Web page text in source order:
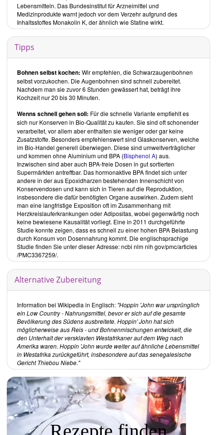
abzuheben.
Das How Not To Die Kochbuch vonDr. Michael Gregerist beim
Unimedica Verlagoder beiAmazonerhältlich.
Dr. Michael Greger
Ernährungswissenschaftler. Bekanntheit erlangte er als Begründer
des Online-Informationsportals
Nutritionfactsund durch den
BestsellerHow Not To Die.
Inhalt des Buches
Das How Not To Die Kochbuchbeginnt mit einer Einführung, in der
Dr. Michael Gregeraufzeigt, welche Rolle die Ernährung beim
Verhindern und Heilen der 15 häufigsten Todesursachen in der
westlichen Welt spielt. Im Kapitel Das Tägliche Dutzend weist er
auf 12 Lebensmittel hin, die Teil der alltäglichen Ernährung sein
sollten.
Die Rezepte sind in 12 Kapitel untergliedert:
Grundrezepte
Frühstück
Snacks, Dips und Aufstriche
Suppen und Chilis
Salate und Dressings
Burger, Wraps und mehr
Veggie-geniale Hauptgerichte
Bohnenspass
Grossartiges Getreide
Beilagen
Getränke
Hier finden Sie Rezepte wie diePikante Gewürz-Mischungund selbst
gemachtenDattelsirup, den Sie für einige der Rezepte verwenden
können.
Frühstück:
Süsses, wie derSommerliche Haferbrei, beinhaltet viel Leinsamen
und Nüsse. Aber auch herzhaftes, wie die
aufgeführt.
Snacks, Dips und Aufstriche:
Hülsenfrüchte sind häufiger Bestandteil der Rezepte. Als Beispiel ist
dieEdamame-Guacamole zu nennen.
Suppen und Chilis:
Fast alle der internationalen Gereichte enthalten Hülsenfrüchte und
Lebensmitteln. Das Bundesinstitut für Arzneimittel und
Medizinprodukte warnt jedoch vor dem Verzehr aufgrund des
Inhaltsstoffes Monakolin K, der ähnlich wie Statine wirkt.
Tipps
Bohnen selbst kochen: Wir empfehlen, die Schwarzaugenbohnen
selbst vorzukochen. Die Augenbohnen sind schnell zubereitet.
Nachdem man sie zuvor 6 Stunden gewässert hat, beträgt ihre
Kochzeit nur 20 bis 30 Minuten.
Wenns schnell gehen soll: Für die schnelle Varianteempfiehlt es
sich nur Konserven in Bio-Qualitätzu kaufen. Sie sind oft schonender
verarbeitet, vor allem aber enthalten sie weniger oder gar keine
Zusatzstoffe. Besonders empfehlenswert sind Glaskonserven, welche
im Bio-Handel generell überwiegen. Diese sind umweltverträglicher
und kommen ohne Aluminium und BPA (Bisphenol A) aus.
Inzwischen sind aber auch BPA-freie Dosen in gut sortierten
Supermärkten antreffbar. Das hormonaktive BPA findet sich unter
andere in der aus Epoxidharzen bestehenden Innenschicht von
Konservendosen und kann sich in Tieren auf die Reproduktion,
insbesondere die dafür benötigten Organe auswirken. Zudem sieht
man eine langfristige Exposition oft im Zusammenhang mit
Herzkreislauferkrankungen oder Adipositas, wobei gegenwärtig noch
keine bewiesene Kausalität vorliegt. Eine in 2011 durchgeführte
Studie konnte zeigen, dass es schnell zu einer hohen BPA Belastung
durch Konsum von Dosennahrung kommt. Die englischsprachige
Studie finden Sie unter dieser Adresse: ncbi nlm nih gov/pmc/articles
/PMC3367259/.
Alternative Zubereitung
Information bei Wikipedia in Englisch: "Hoppin 'John war ursprünglich
ein Low Country - Nahrungsmittel, bevor er sich auf die gesamte
Bevölkerung des Südens ausbreitete. Hoppin' John hat sich
möglicherweise aus Reis - und Bohnenmischungen entwickelt, die
den Unterhalt der versklavten Westafrikaner auf dem Weg nach
Amerika waren. Hoppin 'John wurde weiter auf ähnliche Lebensmittel
in Westafrika zurückgeführt, insbesondere auf das senegalesische
Gericht Thiebou Niebe."
Rezepte finden